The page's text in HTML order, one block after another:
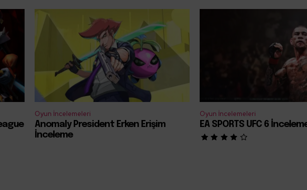
Oyun İncelemeleri
Anomaly President Erken Erişim
İnceleme
Oyun İncelemeleri
EA SPORTS UFC 6